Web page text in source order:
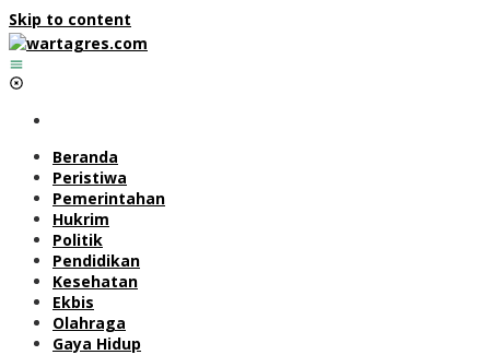
Skip to content
Beranda
Peristiwa
Pemerintahan
Hukrim
Politik
Pendidikan
Kesehatan
Ekbis
Olahraga
Gaya Hidup